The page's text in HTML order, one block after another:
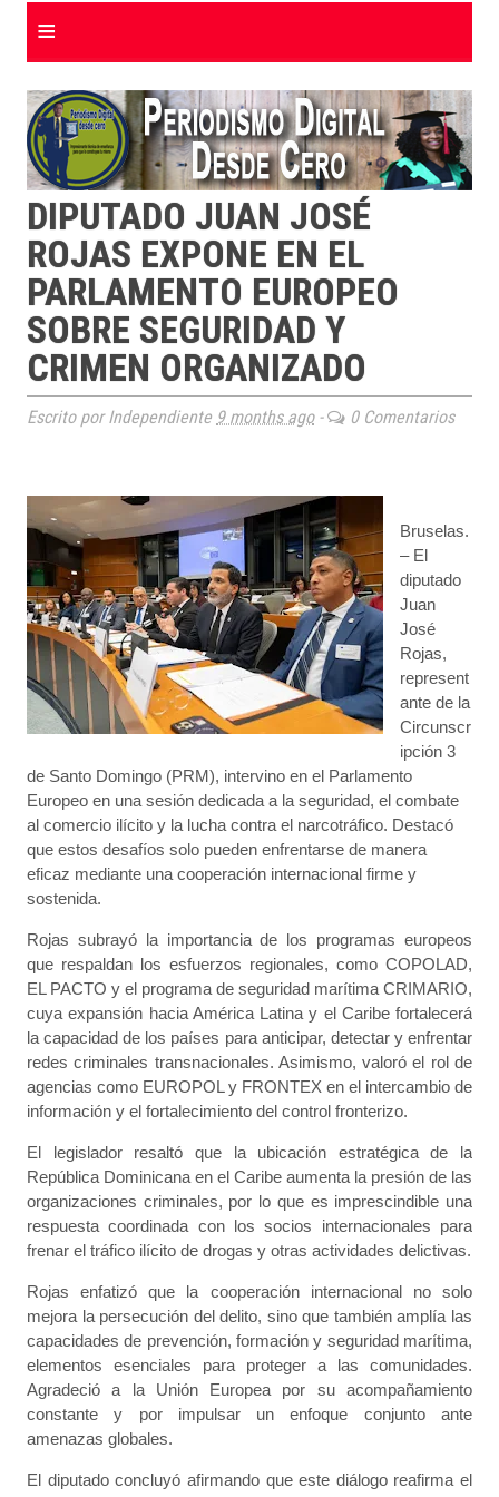
≡
DIPUTADO JUAN JOSÉ
ROJAS EXPONE EN EL
PARLAMENTO EUROPEO
SOBRE SEGURIDAD Y
CRIMEN ORGANIZADO
Escrito por Independiente 9 months ago- 0 Comentarios
Bruselas.
– El
diputado
Juan
José
Rojas,
represent
ante de la
Circunscr
ipción 3
de Santo Domingo (PRM), intervino en el Parlamento
Europeo en una sesión dedicada a la seguridad, el combate
al comercio ilícito y la lucha contra el narcotráfico. Destacó
que estos desafíos solo pueden enfrentarse de manera
eficaz mediante una cooperación internacional firme y
sostenida.
Rojas subrayó la importancia de los programas europeos
que respaldan los esfuerzos regionales, como COPOLAD,
EL PACTO y el programa de seguridad marítima CRIMARIO,
cuya expansión hacia América Latina y el Caribe fortalecerá
la capacidad de los países para anticipar, detectar y enfrentar
redes criminales transnacionales. Asimismo, valoró el rol de
agencias como EUROPOL y FRONTEX en el intercambio de
información y el fortalecimiento del control fronterizo.
El legislador resaltó que la ubicación estratégica de la
República Dominicana en el Caribe aumenta la presión de las
organizaciones criminales, por lo que es imprescindible una
respuesta coordinada con los socios internacionales para
frenar el tráfico ilícito de drogas y otras actividades delictivas.
Rojas enfatizó que la cooperación internacional no solo
mejora la persecución del delito, sino que también amplía las
capacidades de prevención, formación y seguridad marítima,
elementos esenciales para proteger a las comunidades.
Agradeció a la Unión Europea por su acompañamiento
constante y por impulsar un enfoque conjunto ante
amenazas globales.
El diputado concluyó afirmando que este diálogo reafirma el